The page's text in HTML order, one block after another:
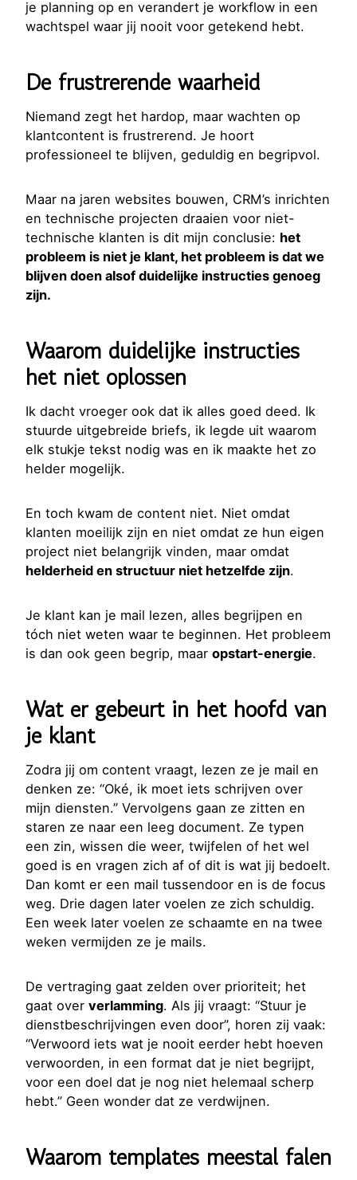
je planning op en verandert je workflow in een
wachtspel waar jij nooit voor getekend hebt.
De frustrerende waarheid
Niemand zegt het hardop, maar wachten op
klantcontent is frustrerend. Je hoort
professioneel te blijven, geduldig en begripvol.
Maar na jaren websites bouwen, CRM’s inrichten
en technische projecten draaien voor niet-
technische klanten is dit mijn conclusie: het
probleem is niet je klant, het probleem is dat we
blijven doen alsof duidelijke instructies genoeg
zijn.
Waarom duidelijke instructies
het niet oplossen
Ik dacht vroeger ook dat ik alles goed deed. Ik
stuurde uitgebreide briefs, ik legde uit waarom
elk stukje tekst nodig was en ik maakte het zo
helder mogelijk.
En toch kwam de content niet. Niet omdat
klanten moeilijk zijn en niet omdat ze hun eigen
project niet belangrijk vinden, maar omdat
helderheid en structuur niet hetzelfde zijn.
Je klant kan je mail lezen, alles begrijpen en
tóch niet weten waar te beginnen. Het probleem
is dan ook geen begrip, maar opstart-energie.
Wat er gebeurt in het hoofd van
je klant
Zodra jij om content vraagt, lezen ze je mail en
denken ze: “Oké, ik moet iets schrijven over
mijn diensten.” Vervolgens gaan ze zitten en
staren ze naar een leeg document. Ze typen
een zin, wissen die weer, twijfelen of het wel
goed is en vragen zich af of dit is wat jij bedoelt.
Dan komt er een mail tussendoor en is de focus
weg. Drie dagen later voelen ze zich schuldig.
Een week later voelen ze schaamte en na twee
weken vermijden ze je mails.
De vertraging gaat zelden over prioriteit; het
gaat over verlamming. Als jij vraagt: “Stuur je
dienstbeschrijvingen even door”, horen zij vaak:
“Verwoord iets wat je nooit eerder hebt hoeven
verwoorden, in een format dat je niet begrijpt,
voor een doel dat je nog niet helemaal scherp
hebt.” Geen wonder dat ze verdwijnen.
Waarom templates meestal falen